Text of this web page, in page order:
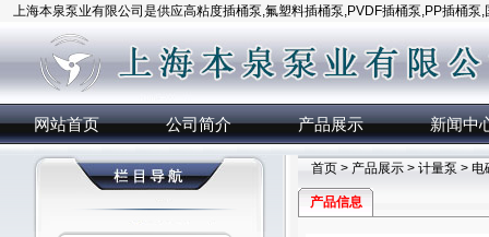
上海本泉泵业有限公司是供应高粘度插桶泵,氟塑料插桶泵,PVDF插桶泵,PP插桶泵
网站首页 公司简介 产品展示 新闻中
首页 > 产品展示 > 计量泵 > 电
产品信息